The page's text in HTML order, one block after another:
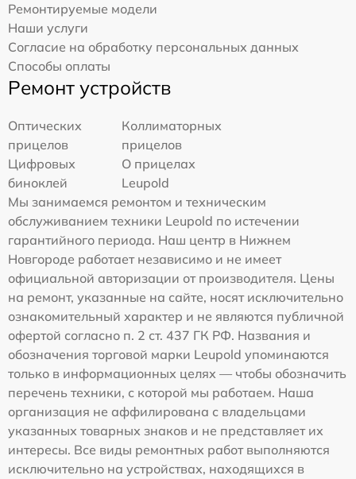
Ремонтируемые модели
Наши услуги
Согласие на обработку персональных данных
Способы оплаты
Ремонт устройств
Оптических
прицелов
Коллиматорных
прицелов
Цифровых
биноклей
О прицелах
Leupold
Мы занимаемся ремонтом и техническим
обслуживанием техники Leupold по истечении
гарантийного периода. Наш центр в Нижнем
Новгороде работает независимо и не имеет
официальной авторизации от производителя. Цены
на ремонт, указанные на сайте, носят исключительно
ознакомительный характер и не являются публичной
офертой согласно п. 2 ст. 437 ГК РФ. Названия и
обозначения торговой марки Leupold упоминаются
только в информационных целях — чтобы обозначить
перечень техники, с которой мы работаем. Наша
организация не аффилирована с владельцами
указанных товарных знаков и не представляет их
интересы. Все виды ремонтных работ выполняются
исключительно на устройствах, находящихся в